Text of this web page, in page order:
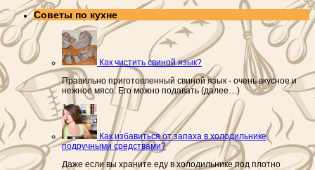
Советы по кухне
Как чистить свиной язык?
Правильно приготовленный свиной язык - очень вкусное и
нежное мясо. Его можно подавать (далее…)
Как избавиться от запаха в холодильнике
подручными средствами?
Даже если вы храните еду в холодильнике под плотно